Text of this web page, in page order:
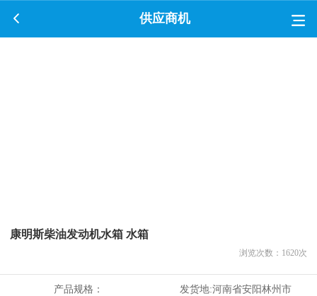
供应商机
康明斯柴油发动机水箱 水箱
浏览次数： 1620次
产品规格： 发货地:河南省安阳林州市